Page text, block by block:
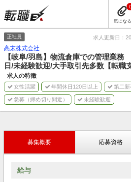
気になる
正社員 求人更新日：
高末株式会社
【岐阜/羽島】物流倉庫での管理業
日/未経験歓迎/大手取引先多数【転職
求人の特徴
女性活躍 年間休日120日以上 第二新
急募（締め切り間近） 未経験歓迎
募集概要 応募資格
給与